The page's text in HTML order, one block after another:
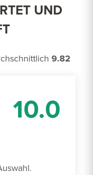
UND
9.82
10.0